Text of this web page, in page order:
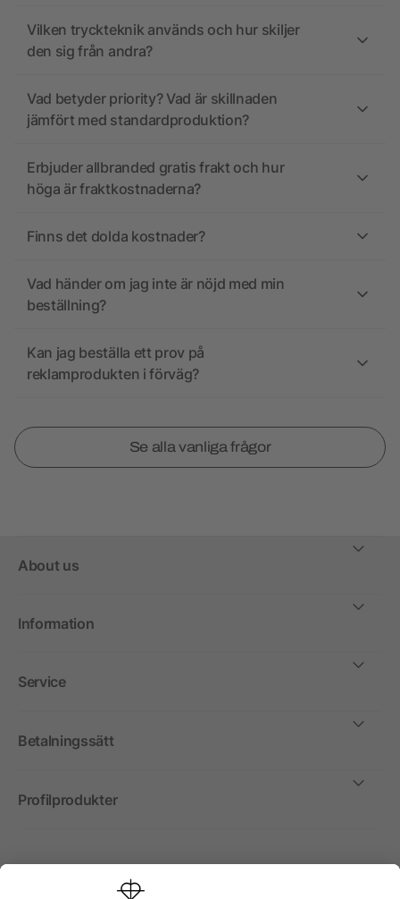
Vilken tryckteknik används och hur skiljer
den sig från andra?
Vad betyder priority? Vad är skillnaden
jämfört med standardproduktion?
Erbjuder allbranded gratis frakt och hur
höga är fraktkostnaderna?
Finns det dolda kostnader?
Vad händer om jag inte är nöjd med min
beställning?
Kan jag beställa ett prov på
reklamprodukten i förväg?
Se alla vanliga frågor
About us
Information
Service
Betalningssätt
Profilprodukter
Internationellt